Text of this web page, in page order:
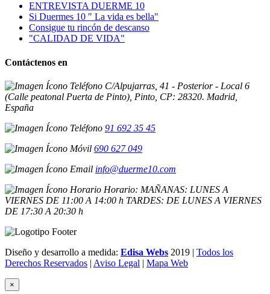
ENTREVISTA DUERME 10
Si Duermes 10 " La vida es bella"
Consigue tu rincón de descanso
"CALIDAD DE VIDA"
Contáctenos en
C/Alpujarras, 41 - Posterior - Local 6
(Calle peatonal Puerta de Pinto), Pinto, CP: 28320. Madrid,
España
91 692 35 45
690 627 049
info@duerme10.com
Horario: MAÑANAS: LUNES A
VIERNES DE 11:00 A 14:00 h TARDES: DE LUNES A VIERNES
DE 17:30 A 20:30 h
Diseño y desarrollo a medida: Edisa Webs 2019 | Todos los
Derechos Reservados | Aviso Legal | Mapa Web
×